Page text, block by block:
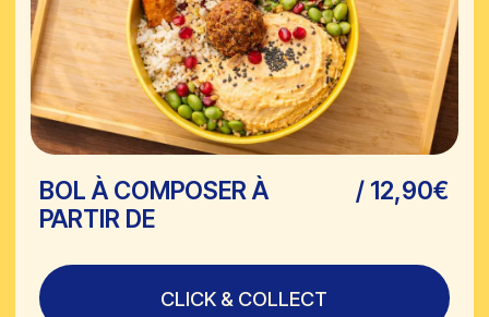
CLICK & COLLECT
/ 9,90€
PITA POULET FRIT